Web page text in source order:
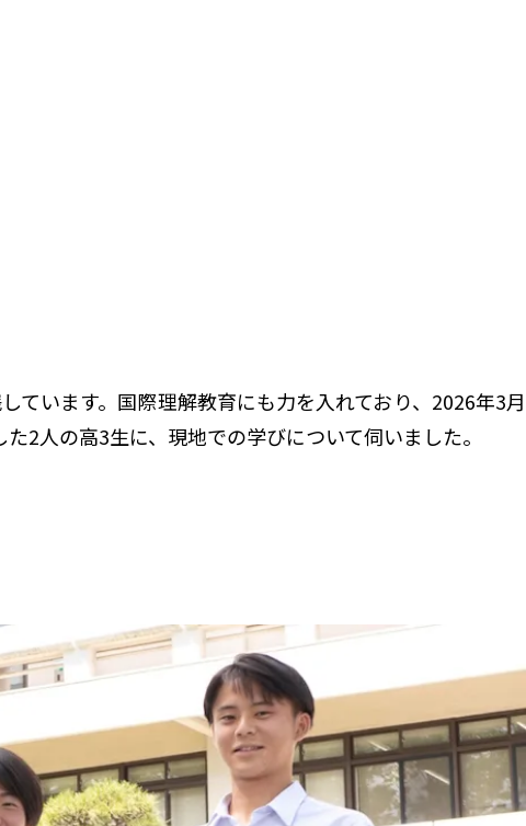
います。国際理解教育にも力を入れており、2026年3月
2人の高3生に、現地での学びについて伺いました。